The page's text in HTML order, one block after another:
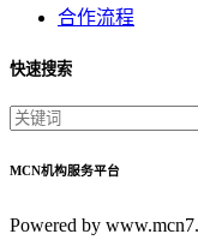
合作流程
快速搜索
MCN机构服务平台
Powered by